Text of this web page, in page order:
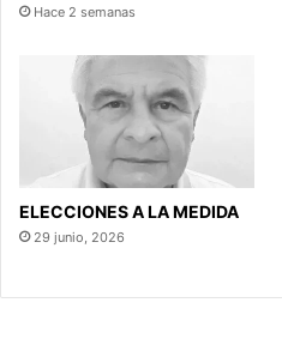
Hace 2 semanas
ELECCIONES A LA MEDIDA
29 junio, 2026